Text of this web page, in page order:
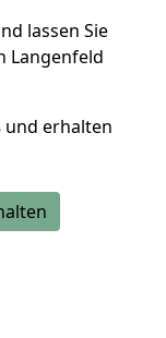
lassen Sie
Langenfeld
und erhalten